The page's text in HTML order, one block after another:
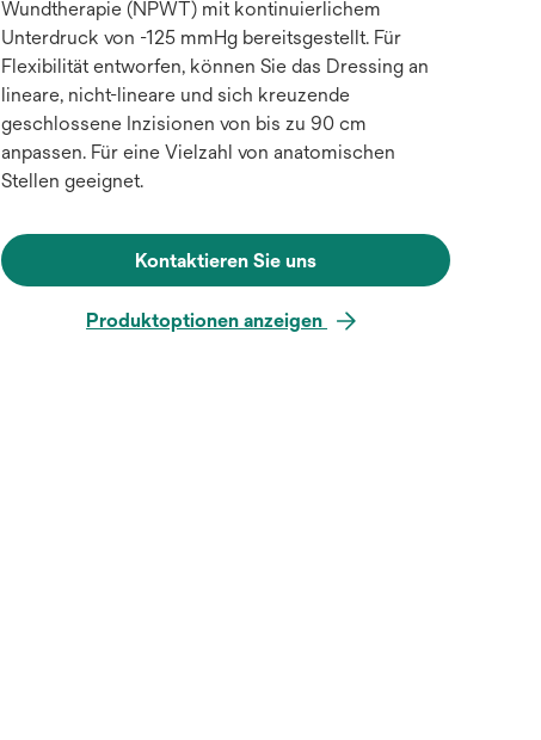
Wundtherapie (NPWT) mit kontinuierlichem
Unterdruck von -125 mmHg bereitsgestellt. Für
Flexibilität entworfen, können Sie das Dressing an
lineare, nicht-lineare und sich kreuzende
geschlossene Inzisionen von bis zu 90 cm
anpassen. Für eine Vielzahl von anatomischen
Stellen geeignet.
Kontaktieren Sie uns
Produktoptionen anzeigen